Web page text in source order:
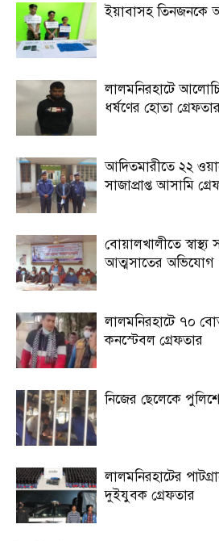
ইয়াবাসহ তিনজনকে
লালমনিরহাটে
ধর্ষণের হোতা
আদিতমারীতে ২২
সাজাপ্রাপ্ত আসামি
বোয়ালখালীতে
আত্মসাতের অভিযোগ
লালমনিরহাটে ৭০
কনস্টেবল গ্রেফতার
নিজের ছেলেকে
লালমনিরহাটের
দুইযুবক গ্রেফতার